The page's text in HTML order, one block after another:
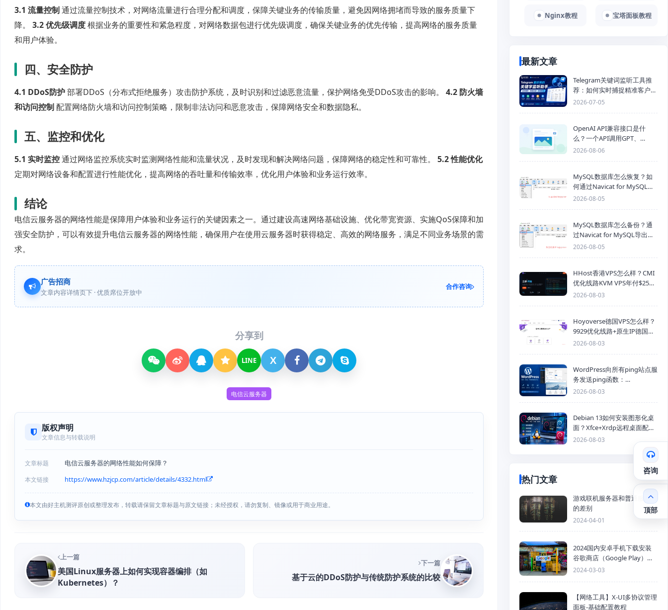
3.1 流量控制通过流量控制技术，对网络流量进行合理分配和调度，保障关键业务的传输质量，避免因网络拥堵而导致的服务质量下
降。 3.2 优先级调度根据业务的重要性和紧急程度，对网络数据包进行优先级调度，确保关键业务的优先传输，提高网络的服务质量
和用户体验。
四、安全防护
4.1 DDoS防护部署DDoS（分布式拒绝服务）攻击防护系统，及时识别和过滤恶意流量，保护网络免受DDoS攻击的影响。 4.2 防火墙
和访问控制配置网络防火墙和访问控制策略，限制非法访问和恶意攻击，保障网络安全和数据隐私。
五、监控和优化
5.1 实时监控通过网络监控系统实时监测网络性能和流量状况，及时发现和解决网络问题，保障网络的稳定性和可靠性。 5.2 性能优化
定期对网络设备和配置进行性能优化，提高网络的吞吐量和传输效率，优化用户体验和业务运行效率。
结论
电信云服务器的网络性能是保障用户体验和业务运行的关键因素之一。通过建设高速网络基础设施、优化带宽资源、实施QoS保障和加
强安全防护，可以有效提升电信云服务器的网络性能，确保用户在使用云服务器时获得稳定、高效的网络服务，满足不同业务场景的需
求。
广告招商
文章内容详情页下 · 优质席位开放中
合作咨询
分享到
LINE X
电信云服务器
版权声明
文章信息与转载说明
文章标题 电信云服务器的网络性能如何保障？
本文链接 https://www.hzjcp.com/article/details/4332.html
本文由好主机测评原创或整理发布，转载请保留文章标题与原文链接；未经授权，请勿复制、镜像或用于商业用途。
上一篇
美国Linux服务器上如何实现容器编排（如
Kubernetes）？
下一篇
基于云的DDoS防护与传统防护系统的比较
Nginx教程 宝塔面板教程
最新文章
Telegram关键词监听工具推
荐：如何实时捕捉精准客户，
提高获客效率？
2026-07-05
OpenAI API兼容接口是什
么？一个API调用GPT、
Claude、Gemini、DeepSeek
2026-08-06
MySQL数据库怎么恢复？如
何通过Navicat for MySQL导
入SQL备份文件
2026-08-05
MySQL数据库怎么备份？通
过Navicat for MySQL导出
Mysql数据库为SQL格式备份
2026-08-05
HHost香港VPS怎么样？CMI
优化线路KVM VPS年付$25
起，4GB内存优惠套餐
2026-08-03
Hoyoverse德国VPS怎么样？
9929优化线路+原生IP德国
KVM VPS推荐
2026-08-03
WordPress向所有ping站点服
务发送ping函数：
generic_ping
2026-08-03
Debian 13如何安装图形化桌
面？Xfce+Xrdp远程桌面配置
教程
2026-08-03
热门文章
游戏联机服务器和普通服务器
的差别
2024-04-01
2024国内安卓手机下载安装
谷歌商店（Google Play）详
细步骤
2024-03-03
【网络工具】X-UI多协议管理
面板-基础配置教程
咨询
顶部